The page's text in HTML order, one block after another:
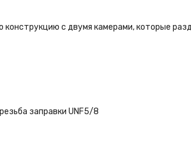
с двумя камерами, которые
заправки UNF5/8